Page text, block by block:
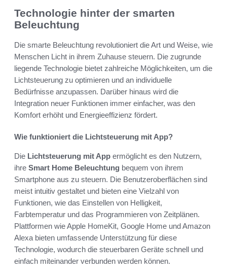
Technologie hinter der smarten
Beleuchtung
Die smarte Beleuchtung revolutioniert die Art und Weise, wie
Menschen Licht in ihrem Zuhause steuern. Die zugrunde
liegende Technologie bietet zahlreiche Möglichkeiten, um die
Lichtsteuerung zu optimieren und an individuelle
Bedürfnisse anzupassen. Darüber hinaus wird die
Integration neuer Funktionen immer einfacher, was den
Komfort erhöht und Energieeffizienz fördert.
Wie funktioniert die Lichtsteuerung mit App?
Die Lichtsteuerung mit App ermöglicht es den Nutzern,
ihre Smart Home Beleuchtung bequem von ihrem
Smartphone aus zu steuern. Die Benutzeroberflächen sind
meist intuitiv gestaltet und bieten eine Vielzahl von
Funktionen, wie das Einstellen von Helligkeit,
Farbtemperatur und das Programmieren von Zeitplänen.
Plattformen wie Apple HomeKit, Google Home und Amazon
Alexa bieten umfassende Unterstützung für diese
Technologie, wodurch die steuerbaren Geräte schnell und
einfach miteinander verbunden werden können.